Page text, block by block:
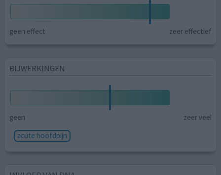
geen effect zeer effectief
BIJWERKINGEN
geen
zeer veel
acute hoofdpijn